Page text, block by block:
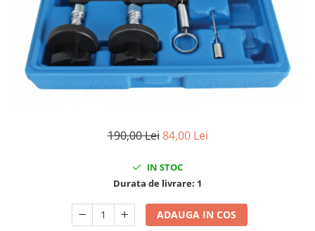
Dulapuri Bancuri Carucioare
Bancuri de lucru
Carucioare pentru marfa
Cutii pentru scule
Dulapuri echipate
Echipamente De Sudura
Magneti fixare sudura
190,00 Lei 84,00 Lei
IN STOC
Durata de livrare: 1
ADAUGA IN COS